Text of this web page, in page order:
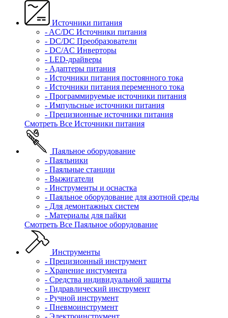
Источники питания
- AC/DC Источники питания
- DC/DC Преобразователи
- DC/AC Инверторы
- LED-драйверы
- Адаптеры питания
- Источники питания постоянного тока
- Источники питания переменного тока
- Программируемые источники питания
- Импульсные источники питания
- Прецизионные источники питания
Смотреть Все Источники питания
Паяльное оборудование
- Паяльники
- Паяльные станции
- Выжигатели
- Инструменты и оснастка
- Паяльное оборудование для азотной среды
- Для демонтажных систем
- Материалы для пайки
Смотреть Все Паяльное оборудование
Инструменты
- Прецизионный инструмент
- Хранение инстумента
- Средства индивидуальной защиты
- Гидравлический инструмент
- Ручной инструмент
- Пневмоинструмент
- Электроинструмент